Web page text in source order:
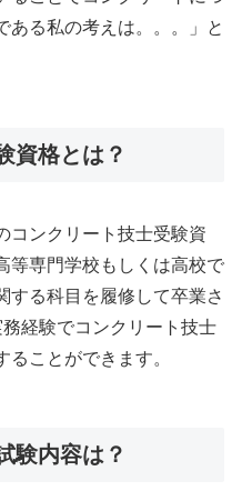
ある私の考えは。。。」と
資格とは？
コンクリート技士受験資
等専門学校もしくは高校で
する科目を履修して卒業さ
経験でコンクリート技士
ことができます。
験内容は？